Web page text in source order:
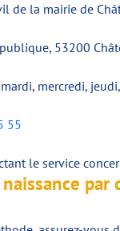
de la mairie de
53200
mercredi,
55
le service
par